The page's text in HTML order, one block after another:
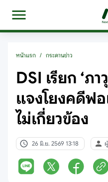
หน้าแรก / กระดานข่าว
DSI เรียก ‘ภ
แจงโยงคดีฟอ
ไม่เกี่ยวข้อง
26 มิ.ย. 2569 13:18